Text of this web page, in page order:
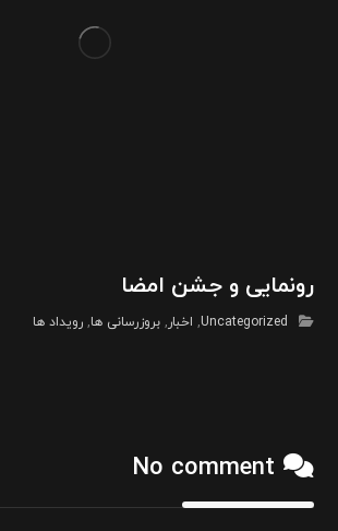
رونمایی و جشن امضا
Uncategorized
, اخبار,بروزرسانی ها,رویداد ها
No comment